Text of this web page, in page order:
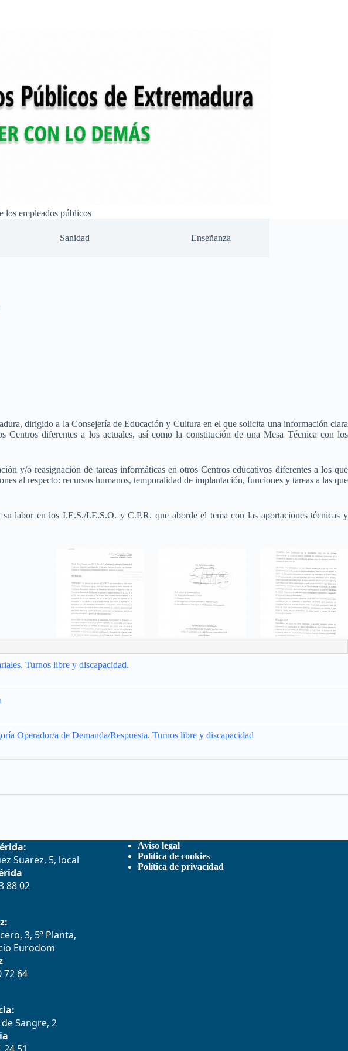
los empleados públicos
Sanidad Enseñanza
dirigido a la Consejería de Educación y Cultura en el que solicita una información clara
Centros diferentes a los actuales, así como la constitución de una Mesa Técnica con los
y/o reasignación de tareas informáticas en otros Centros educativos diferentes a los que
al respecto: recursos humanos, temporalidad de implantación, funciones y tareas a las que
labor en los I.E.S./I.E.S.O. y C.P.R. que aborde el tema con las aportaciones técnicas y
Turnos libre y discapacidad.
Operador/a de Demanda/Respuesta. Turnos libre y discapacidad
Suarez, 5, local
88 02
3, 5ª Planta,
Eurodom
72 64
Sangre, 2
Aviso legal
Política de cookies
Política de privacidad